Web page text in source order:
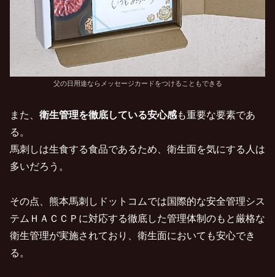
父の日用途ならメッセージカードをつけることもできる
また、 衛生管理を徹底している安心感も重要な要素であ
る。
馬刺しは生食する食品であるため、衛生面を気にする人は
多いだろう。
その点、熊本馬刺しドットコムでは国際的な安全管理シス
テムＨＡＣＣＰに対応する徹底した管理体制のもと厳格な
衛生管理が実施されており、衛生面においても安心でき
る。